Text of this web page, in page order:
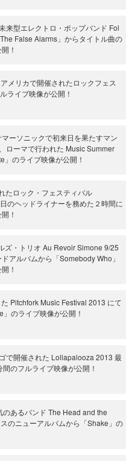
来型エレクトロ・ポップバンド Fol
False Alarms」からタイトル曲の
！
メリカで開催されたロックフェス
ライブ映像が公開！
ーソニックで初来日を果たすマン
ローマで行われた Music Summer
のライブ映像が公開！
たロック・フェスティバル
のヘッドライナーを務めた２時間に
！
ズ・トリオ Au Revoir Simone 9/25
アルバムから「Somebody Who」
！
Pitchfork Music Festival 2013 にて
」のライブ映像が公開！
で開催された Lollapalooza 2013 最
のフルライブ映像が公開！
あるバンド The Head and the
のニューアルバムから「Shake」の